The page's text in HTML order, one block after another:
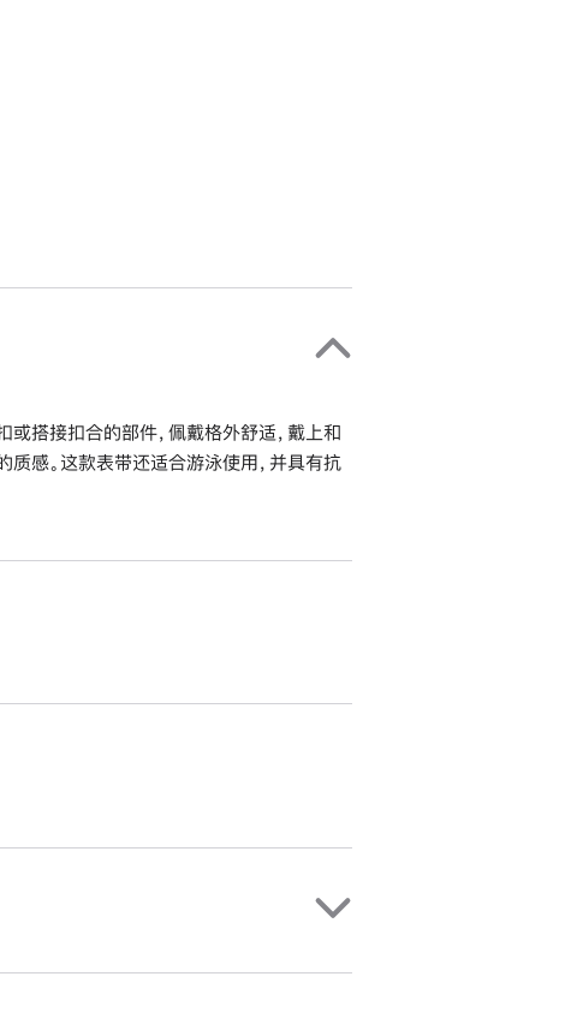
搭接扣合的部件，佩戴格外舒适，戴上和
感。这款表带还适合游泳使用，并具有抗